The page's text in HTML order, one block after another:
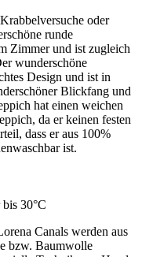
oder
runde
Zimmer und ist zugleich
wunderschöne
Design und ist in
Blickfang und
hat einen weichen
da er keinen festen
dass er aus 100%
ist.
30°C
Canals werden aus
bzw. Baumwolle